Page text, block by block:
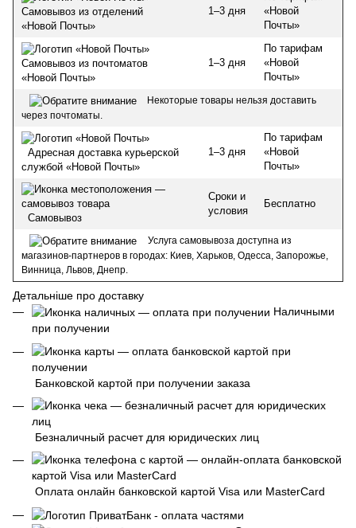
Самовывоз из отделений
«Новой Почты»
1–3 дня
«Новой
Почты»
Самовывоз из почтоматов
«Новой Почты»
1–3 дня
По тарифам
«Новой
Почты»
Некоторые товары нельзя доставить
через почтоматы.
Адресная доставка курьерской
службой «Новой Почты»
1–3 дня
По тарифам
«Новой
Почты»
Самовывоз
Сроки и
условия
Бесплатно
Услуга самовывоза доступна из
магазинов-партнеров в городах: Киев, Харьков, Одесса, Запорожье,
Винница, Львов, Днепр.
Детальніше про доставку
Наличными
при получении
Банковской картой при получении заказа
Безналичный расчет для юридических лиц
Оплата онлайн банковской картой Visa или MasterCard